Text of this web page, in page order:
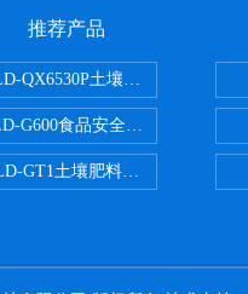
推荐产品
QX6530P土壤氧化还原电位检
G600食品安全检测仪
GT1土壤肥料养分检测仪